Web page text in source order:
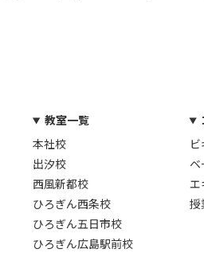
教室一覧
本社校
出汐校
西風新都校
ひろぎん西条校
ひろぎん五日市校
ひろぎん広島駅前校
ベ
エ
授